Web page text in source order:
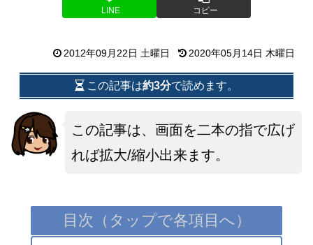
LINE コピー
2012年09月22日 土曜日 2020年05月14日 木曜日
この記事は約3分で読めます。
この記事は、画面を二本の指で広げ
れば拡大/縮小出来ます。
目次（タップで各項目へ）